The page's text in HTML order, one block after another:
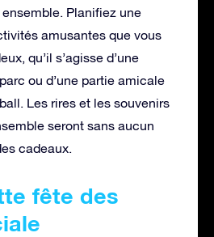
Planifiez une
amusantes que vous
qu’il s’agisse d’une
ou d’une partie amicale
Les rires et les souvenirs
seront sans aucun
cadeaux.
fête des